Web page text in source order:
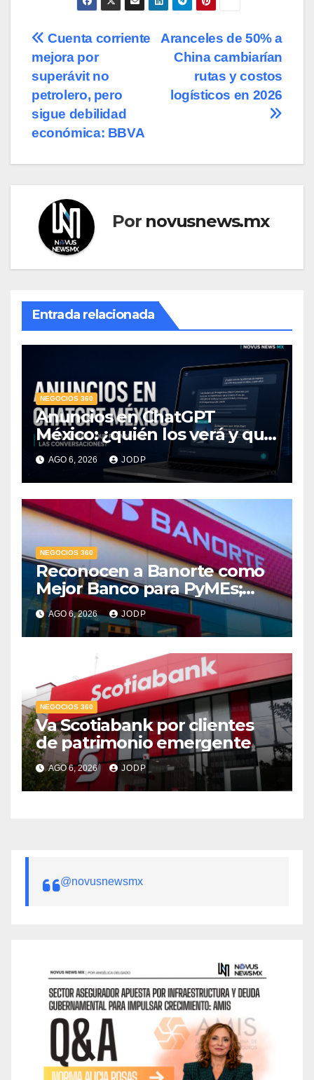
Navegación
de
entradas
Aranceles de 50% a
China cambiarían
rutas y costos
logísticos en 2026
Cuenta corriente
mejora por
superávit no
petrolero, pero
sigue debilidad
económica: BBVA
Por novusnews.mx
Entrada relacionada
NEGOCIOS 360
Anuncios en ChatGPT
México: ¿quién los verá y qué
pasará con las
conversaciones?
AGO 6, 2026 JODP
NEGOCIOS 360
Reconocen a Banorte como
Mejor Banco para PyMEs;
supera 14% del mercado
crediticio
AGO 6, 2026 JODP
NEGOCIOS 360
Va Scotiabank por clientes
de patrimonio emergente
AGO 6, 2026 JODP
@novusnewsmx